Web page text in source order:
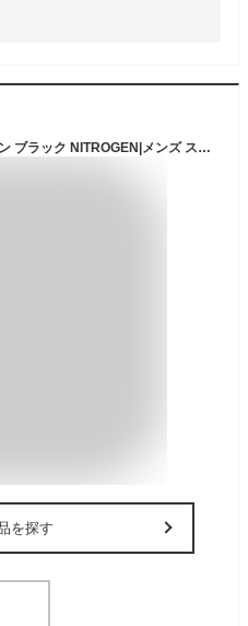
ラディアンス サングラス ニトロゲン ブラック NITROGEN|メンズ スポーツ 紫外線カット UVカット グラサン 運転 ドライブ バイク ツーリング 曇り止め セーフティグラス セーフティーグラス 保護メガネ 保護眼鏡 保護めがね 安全メガネ 作業用メガネ
を探す